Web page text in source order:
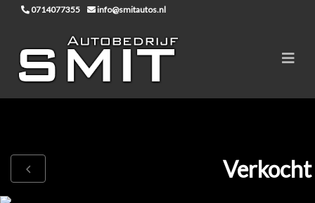
0714077355 info@smitautos.nl
Verkocht